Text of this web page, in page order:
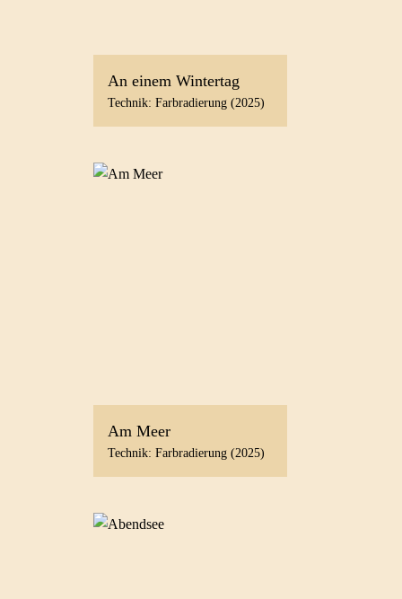
An einem Wintertag
Technik: Farbradierung (2025)
Am Meer
Technik: Farbradierung (2025)